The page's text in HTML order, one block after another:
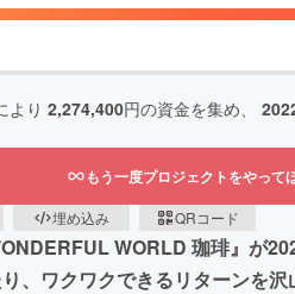
より 2,274,400円の資金を集め、
もう一度プロジェクトをやって
埋め込み QRコード
WORLD 珈琲』が
、ワクワクできるリターンを